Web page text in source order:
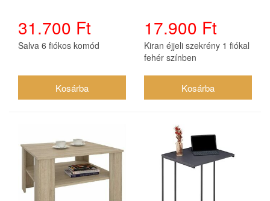
31.700 Ft
Salva 6 fiókos komód
17.900 Ft
Kiran éjjeli szekrény 1 fiókal
fehér színben